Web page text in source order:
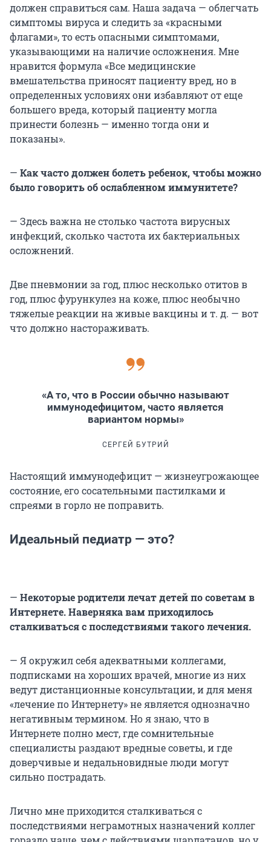
должен справиться сам. Наша задача — облегчать
симптомы вируса и следить за «красными
флагами», то есть опасными симптомами,
указывающими на наличие осложнения. Мне
нравится формула «Все медицинские
вмешательства приносят пациенту вред, но в
определенных условиях они избавляют от еще
большего вреда, который пациенту могла
принести болезнь — именно тогда они и
показаны».
— Как часто должен болеть ребенок, чтобы можно
было говорить об ослабленном иммунитете?
— Здесь важна не столько частота вирусных
инфекций, сколько частота их бактериальных
осложнений.
Две пневмонии за год, плюс несколько отитов в
год, плюс фурункулез на коже, плюс необычно
тяжелые реакции на живые вакцины и т. д. — вот
что должно настораживать.
«А то, что в России обычно называют
иммунодефицитом, часто является
вариантом нормы»
СЕРГЕЙ БУТРИЙ
Настоящий иммунодефицит — жизнеугрожающее
состояние, его сосательными пастилками и
спреями в горло не поправить.
Идеальный педиатр — это?
— Некоторые родители лечат детей по советам в
Интернете. Наверняка вам приходилось
сталкиваться с последствиями такого лечения.
— Я окружил себя адекватными коллегами,
подписками на хороших врачей, многие из них
ведут дистанционные консультации, и для меня
«лечение по Интернету» не является однозначно
негативным термином. Но я знаю, что в
Интернете полно мест, где сомнительные
специалисты раздают вредные советы, и где
доверчивые и недальновидные люди могут
сильно пострадать.
Лично мне приходится сталкиваться с
последствиями неграмотных назначений коллег